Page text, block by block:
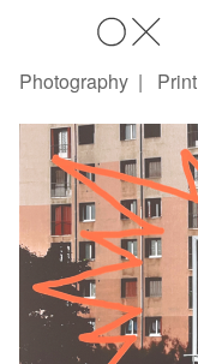
Photography Print